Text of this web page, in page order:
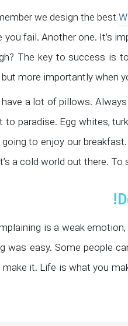
fail. Another one. It’s
The key to success is
but more importantly when
a lot of pillows.
paradise. Egg whites,
to enjoy our
a cold world out there.
is a weak
was easy. Some people
it. Life is what you